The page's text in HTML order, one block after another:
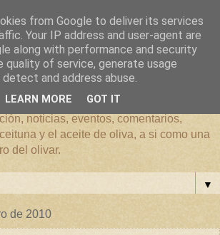
del Olivar
noticias, eventos, comentarios,
y el aceite de oliva, a si como una
del olivar.
▼
de 2010
from Google to deliver its services
Your IP address and user-agent are
along with performance and security
quality of service, generate usage
and address abuse.
LEARN MORE GOT IT